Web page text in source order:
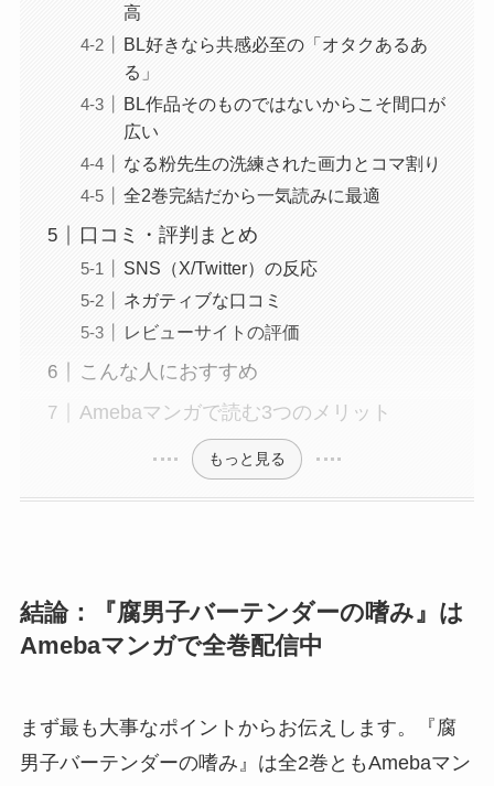
高
BL好きなら共感必至の「オタクあるあ
る」
BL作品そのものではないからこそ間口が
広い
なる粉先生の洗練された画力とコマ割り
全2巻完結だから一気読みに最適
口コミ・評判まとめ
SNS（X/Twitter）の反応
ネガティブな口コミ
レビューサイトの評価
こんな人におすすめ
Amebaマンガで読む3つのメリット
もっと見る
結論：『腐男子バーテンダーの嗜み』は
Amebaマンガで全巻配信中
まず最も大事なポイントからお伝えします。『腐
男子バーテンダーの嗜み』は全2巻ともAmebaマン